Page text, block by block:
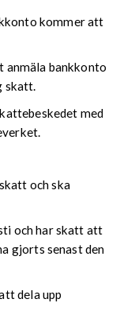
kommer att
anmäla bankkonto
skatt.
med
och ska
och har skatt att
gjorts senast den
dela upp